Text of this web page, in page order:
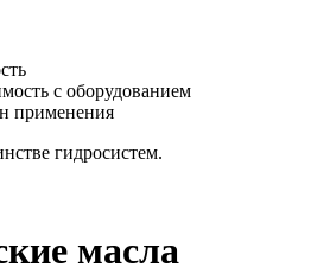
с оборудованием
применения
гидросистем.
масла